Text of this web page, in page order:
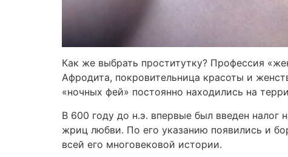
Как же выбрать проститутку? Профессия
Афродита, покровительница красоты и
«ночных фей» постоянно находились на
В 600 году до н.э. впервые был введен налог
жриц любви. По его указанию появились и
всей его многовековой истории.